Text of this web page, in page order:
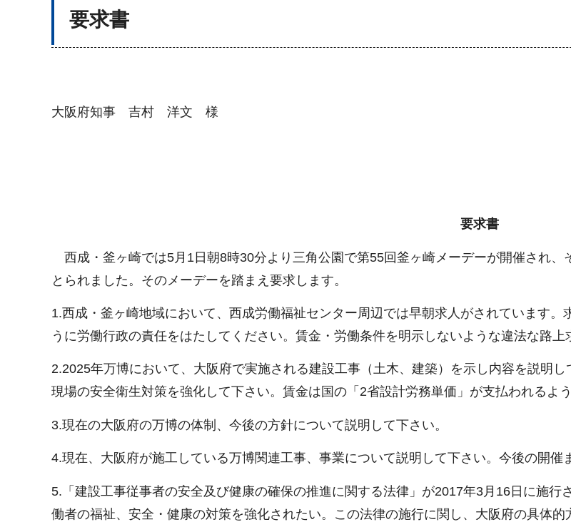
要求書
大阪府知事 吉村 洋文 様
要求書
西成・釜ヶ崎では5月1日朝8時30分より三角公園で第55回釜ヶ崎メーデーが開催され
とられました。そのメーデーを踏まえ要求します。
1.西成・釜ヶ崎地域において、西成労働福祉センター周辺では早朝求人がされています
うに労働行政の責任をはたしてください。賃金・労働条件を明示しないような違法な路上
2.2025年万博において、大阪府で実施される建設工事（土木、建築）を示し内容を説明
現場の安全衛生対策を強化して下さい。賃金は国の「2省設計労務単価」が支払われるよ
3.現在の大阪府の万博の体制、今後の方針について説明して下さい。
4.現在、大阪府が施工している万博関連工事、事業について説明して下さい。今後の開催
5.「建設工事従事者の安全及び健康の確保の推進に関する法律」が2017年3月16日に施
働者の福祉、安全・健康の対策を強化されたい。この法律の施行に関し、大阪府の具体的